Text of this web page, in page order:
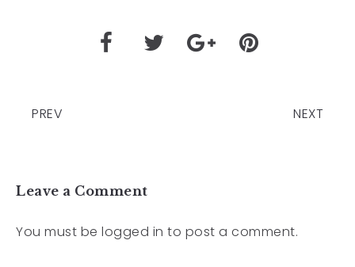
PREV NEXT
Leave a Comment
You must be logged in to post a comment.